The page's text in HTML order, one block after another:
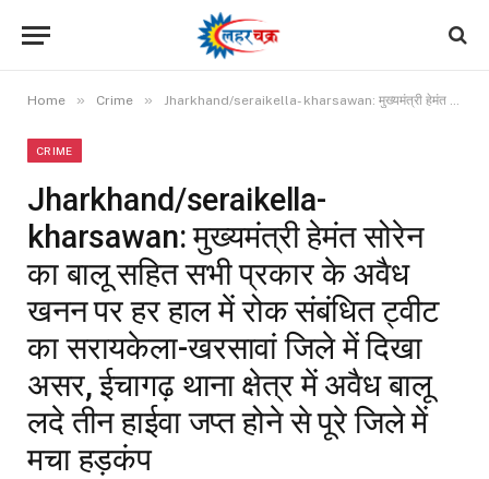
Home » Crime » Jharkhand/seraikella- kharsawan: मुख्यमंत्री हेमंत सोरेन का बालू सहित सभी प्रकार के अवैध खनन पर हर हाल में रोक संबंधित ट्वीट का सरायकेला-खरसावां जिले में दिखा असर, ईचागढ़ थाना क्षेत्र में अवैध बालू लदे तीन हाईवा जप्त होने से पूरे जिले में मचा हड़कंप
CRIME
Jharkhand/seraikella-
kharsawan: मुख्यमंत्री हेमंत सोरेन
का बालू सहित सभी प्रकार के अवैध
खनन पर हर हाल में रोक संबंधित ट्वीट
का सरायकेला-खरसावां जिले में दिखा
असर, ईचागढ़ थाना क्षेत्र में अवैध बालू
लदे तीन हाईवा जप्त होने से पूरे जिले में
मचा हड़कंप